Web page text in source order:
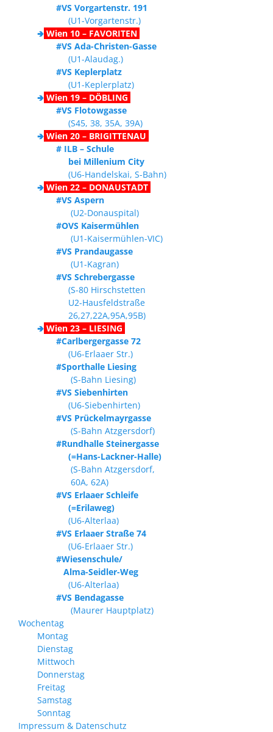
#VS Vorgartenstr. 191
(U1-Vorgartenstr.)
🢂 Wien 10 – FAVORITEN
#VS Ada-Christen-Gasse
(U1-Alaudag.)
#VS Keplerplatz
(U1-Keplerplatz)
🢂 Wien 19 – DÖBLING
#VS Flotowgasse
(S45, 38, 35A, 39A)
🢂 Wien 20 – BRIGITTENAU
# ILB – Schule
bei Millenium City
(U6-Handelskai, S-Bahn)
🢂 Wien 22 – DONAUSTADT
#VS Aspern
(U2-Donauspital)
#OVS Kaisermühlen
(U1-Kaisermühlen-VIC)
#VS Prandaugasse
(U1-Kagran)
#VS Schrebergasse
(S-80 Hirschstetten
U2-Hausfeldstraße
26,27,22A,95A,95B)
🢂 Wien 23 – LIESING
#Carlbergergasse 72
(U6-Erlaaer Str.)
#Sporthalle Liesing
(S-Bahn Liesing)
#VS Siebenhirten
(U6-Siebenhirten)
#VS Prückelmayrgasse
(S-Bahn Atzgersdorf)
#Rundhalle Steinergasse
(=Hans-Lackner-Halle)
(S-Bahn Atzgersdorf,
60A, 62A)
#VS Erlaaer Schleife
(=Erilaweg)
(U6-Alterlaa)
#VS Erlaaer Straße 74
(U6-Erlaaer Str.)
#Wiesenschule/
Alma-Seidler-Weg
(U6-Alterlaa)
#VS Bendagasse
(Maurer Hauptplatz)
Wochentag
Montag
Dienstag
Mittwoch
Donnerstag
Freitag
Samstag
Sonntag
Impressum & Datenschutz